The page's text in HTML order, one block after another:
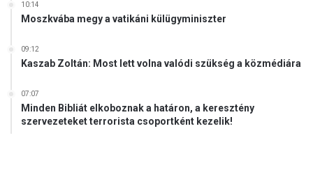
10:14
Moszkvába megy a vatikáni külügyminiszter
09:12
Kaszab Zoltán: Most lett volna valódi szükség a közmédiára
07:07
Minden Bibliát elkoboznak a határon, a keresztény
szervezeteket terrorista csoportként kezelik!